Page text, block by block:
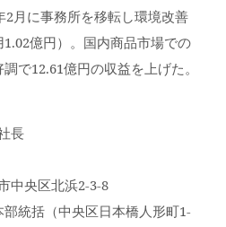
2月に事務所を移転し環境改善
億円）。国内商品市場での
で12.61億円の収益を上げた。
長
中央区北浜2-3-8
統括（中央区日本橋人形町1-